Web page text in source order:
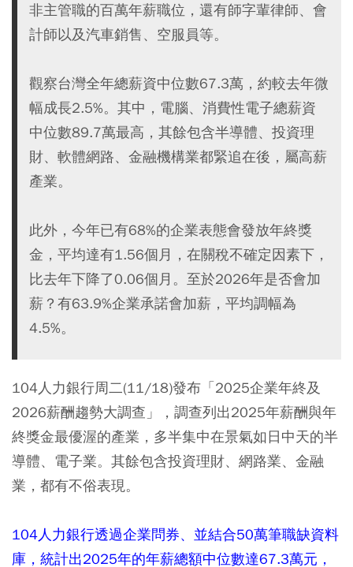
非主管職的百萬年薪職位，還有師字輩律師、會
計師以及汽車銷售、空服員等。
觀察台灣全年總薪資中位數67.3萬，約較去年微
幅成長2.5%。其中，電腦、消費性電子總薪資
中位數89.7萬最高，其餘包含半導體、投資理
財、軟體網路、金融機構業都緊追在後，屬高薪
產業。
此外，今年已有68%的企業表態會發放年終獎
金，平均達有1.56個月，在關稅不確定因素下，
比去年下降了0.06個月。至於2026年是否會加
薪？有63.9%企業承諾會加薪，平均調幅為
4.5%。
104人力銀行周二(11/18)發布「2025企業年終及
2026薪酬趨勢大調查」，調查列出2025年薪酬與年
終獎金最優渥的產業，多半集中在景氣如日中天的半
導體、電子業。其餘包含投資理財、網路業、金融
業，都有不俗表現。
104人力銀行透過企業問券、並結合50萬筆職缺資料
庫，統計出2025年的年薪總額中位數達67.3萬元，